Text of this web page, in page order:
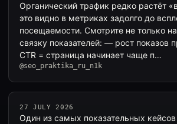
Органический трафик редко растёт
это видно в метриках задолго до
посещаемости. Смотрите не только
связку показателей: — рост показов
CTR = страница начинает чаще п…
@seo_praktika_ru_n1k
27 JULY 2026
Один из самых показательных